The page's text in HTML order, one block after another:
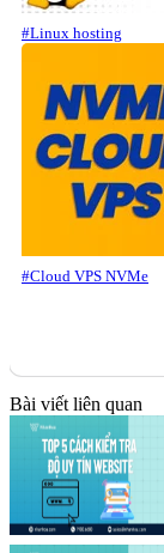
#Linux hosting
#Cloud VPS NVMe
Bài viết liên quan